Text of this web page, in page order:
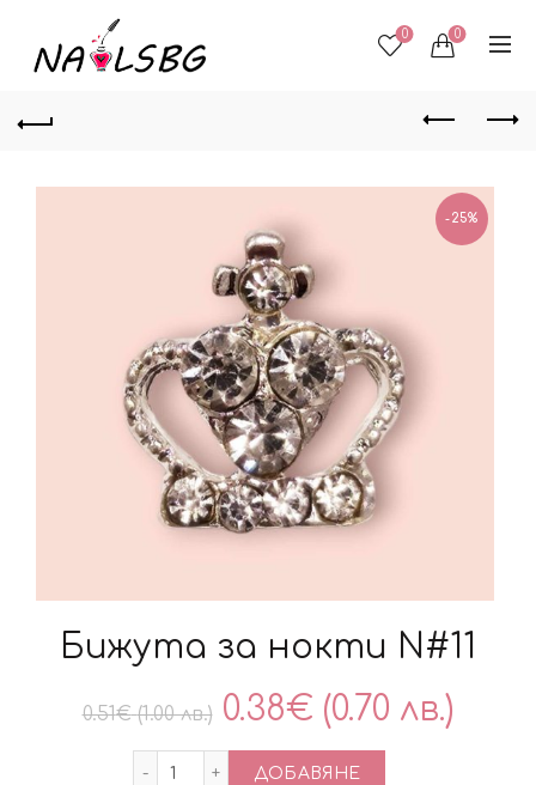
0 0
-25%
Бижута за нокти N#11
0.51€ (1.00 лв.) Original
price
0.38€ (0.70 лв.)
количество за Бижута за нокти N#11
ДОБАВЯНЕ